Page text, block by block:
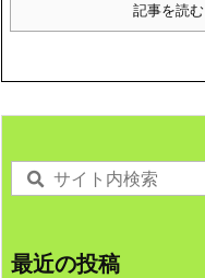
記事を読む
最近の投稿